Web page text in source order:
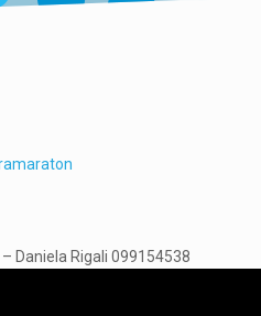
Daniela Rigali 099154538